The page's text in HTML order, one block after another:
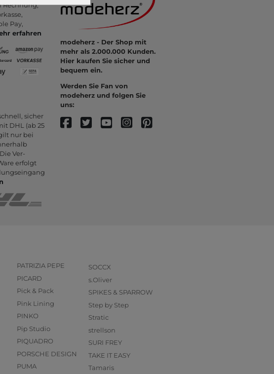
Rechnung,
Pay,
erfahren
sicher
DHL (ab 25
nur bei
Ver­
er­folgt
modeherz - Der Shop mit
mehr als 2.000.000 Kunden.
Hier kaufen Sie sicher und
bequem ein.
Werden Sie Fan von
modeherz und folgen Sie
uns:
PATRIZIA PEPE
PICARD
Pick & Pack
Pink Lining
PINKO
Pip Studio
PIQUADRO
PORSCHE DESIGN
PUMA
SOCCX
s.Oliver
SPIKES & SPARROW
Step by Step
Stratic
strellson
SURI FREY
TAKE IT EASY
Tamaris